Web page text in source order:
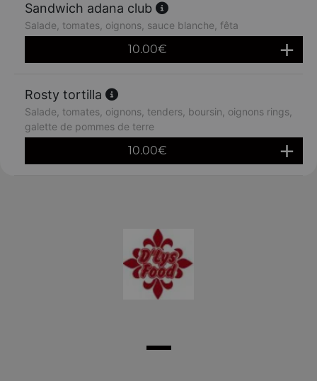
Sandwich adana club
Salade, tomates, oignons, sauce blanche, fêta
10.00€
Rosty tortilla
Salade, tomates, oignons, tenders, boursin, oignons rings,
galette de pommes de terre
10.00€